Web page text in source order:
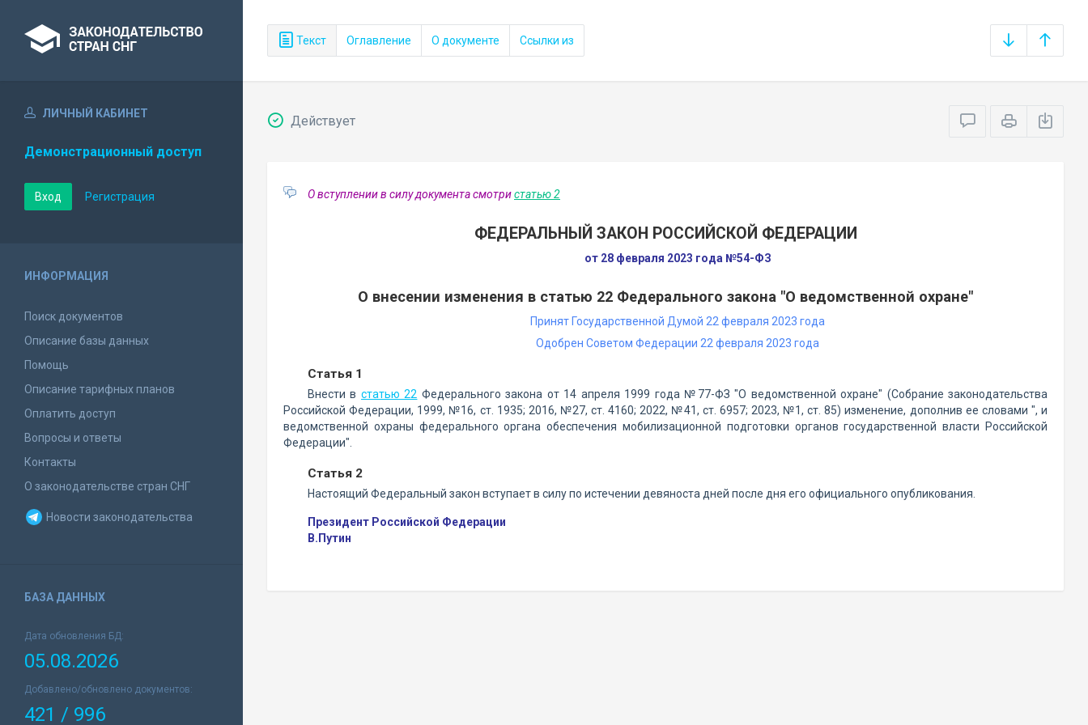
Текст Оглавление О документе Ссылки из
ЛИЧНЫЙ КАБИНЕТ
Демонстрационный доступ
Вход Регистрация
ИНФОРМАЦИЯ
Поиск документов
Описание базы данных
Помощь
Описание тарифных планов
Оплатить доступ
Вопросы и ответы
Контакты
О законодательстве стран СНГ
Новости законодательства
БАЗА ДАННЫХ
Дата обновления БД:
05.08.2026
Добавлено/обновлено документов:
421 / 996
Действует
О вступлении в силу документа смотристатью 2
ФЕДЕРАЛЬНЫЙ ЗАКОН РОССИЙСКОЙ ФЕДЕРАЦИИ
от 28 февраля 2023 года №54-ФЗ
О внесении изменения в статью 22 Федерального закона "О ведомственной охране"
Принят Государственной Думой 22 февраля 2023 года
Одобрен Советом Федерации 22 февраля 2023 года
Статья 1
Внести в статью 22 Федерального закона от 14 апреля 1999 года №77-ФЗ "О ведомственной охране" (Собрание законодательства
Российской Федерации, 1999, №16, ст. 1935; 2016, №27, ст. 4160; 2022, №41, ст. 6957; 2023, №1, ст. 85) изменение, дополнив ее словами ", и
ведомственной охраны федерального органа обеспечения мобилизационной подготовки органов государственной власти Российской
Федерации".
Статья 2
Настоящий Федеральный закон вступает в силу по истечении девяноста дней после дня его официального опубликования.
Президент Российской Федерации
В.Путин